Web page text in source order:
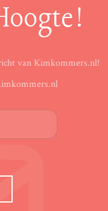
van Kimkommers.nl!